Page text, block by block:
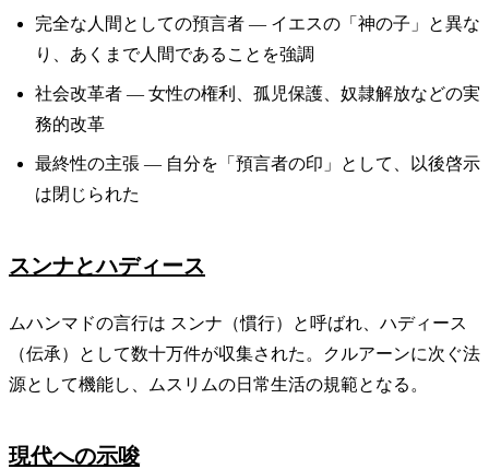
完全な人間としての預言者 — イエスの「神の子」と異な
り、あくまで人間であることを強調
社会改革者 — 女性の権利、孤児保護、奴隷解放などの実
務的改革
最終性の主張 — 自分を「預言者の印」として、以後啓示
は閉じられた
スンナとハディース
ムハンマドの言行は スンナ（慣行）と呼ばれ、ハディース
（伝承）として数十万件が収集された。クルアーンに次ぐ法
源として機能し、ムスリムの日常生活の規範となる。
現代への示唆